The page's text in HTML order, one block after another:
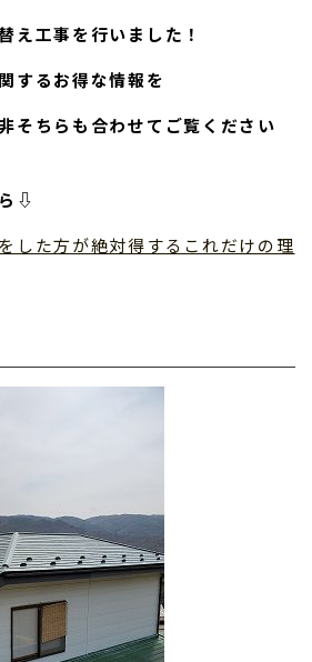
え工事を行いました！
するお得な情報を
そちらも合わせてご覧ください
⇩
した方が絶対得するこれだけの理